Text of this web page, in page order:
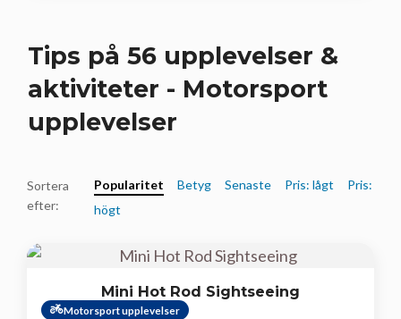
Tips på 56 upplevelser &
aktiviteter - Motorsport
upplevelser
Sortera
efter:
Popularitet Betyg Senaste Pris: lågt
Pris:
högt
Mini Hot Rod Sightseeing
Motorsport upplevelser